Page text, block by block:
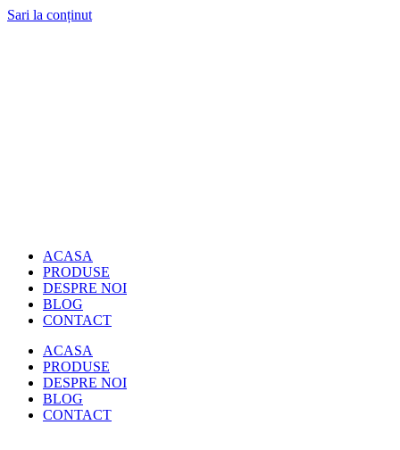
Sari la conținut
ACASA
PRODUSE
DESPRE NOI
BLOG
CONTACT
ACASA
PRODUSE
DESPRE NOI
BLOG
CONTACT